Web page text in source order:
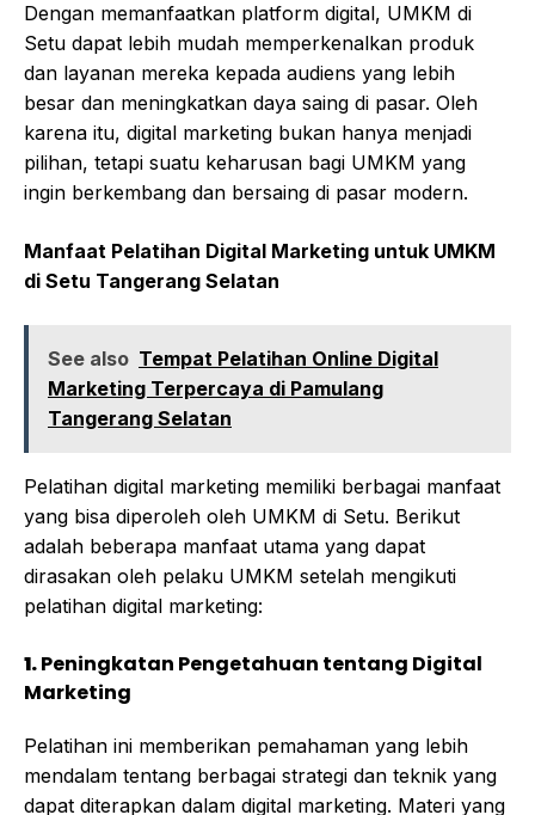
Dengan memanfaatkan platform digital, UMKM di
Setu dapat lebih mudah memperkenalkan produk
dan layanan mereka kepada audiens yang lebih
besar dan meningkatkan daya saing di pasar. Oleh
karena itu, digital marketing bukan hanya menjadi
pilihan, tetapi suatu keharusan bagi UMKM yang
ingin berkembang dan bersaing di pasar modern.
Manfaat Pelatihan Digital Marketing untuk UMKM
di Setu Tangerang Selatan
See also Tempat Pelatihan Online Digital
Marketing Terpercaya di Pamulang
Tangerang Selatan
Pelatihan digital marketing memiliki berbagai manfaat
yang bisa diperoleh oleh UMKM di Setu. Berikut
adalah beberapa manfaat utama yang dapat
dirasakan oleh pelaku UMKM setelah mengikuti
pelatihan digital marketing:
1.Peningkatan Pengetahuan tentang Digital
Marketing
Pelatihan ini memberikan pemahaman yang lebih
mendalam tentang berbagai strategi dan teknik yang
dapat diterapkan dalam digital marketing. Materi yang